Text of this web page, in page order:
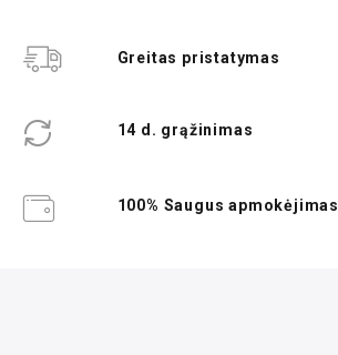
Greitas pristatymas
14 d. grąžinimas
100% Saugus apmokėjimas